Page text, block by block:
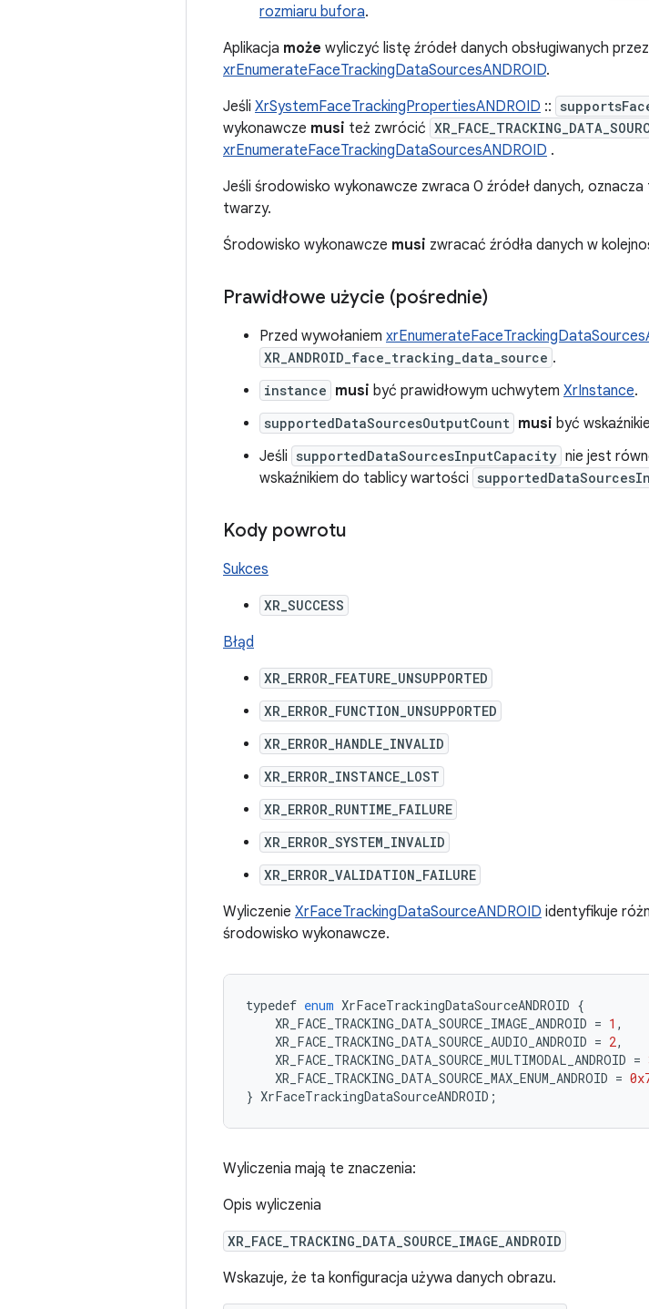
rozmiaru bufora.
Aplikacja może wyliczyć listę źródeł danych obsługiwanych
xrEnumerateFaceTrackingDataSourcesANDROID.
Jeśli XrSystemFaceTrackingPropertiesANDROID ::
wykonawcze musi też zwrócić
xrEnumerateFaceTrackingDataSourcesANDROID .
Jeśli środowisko wykonawcze zwraca 0 źródeł danych, oznacza
twarzy.
Środowisko wykonawcze musi zwracać źródła danych w
Prawidłowe użycie (pośrednie)
Przed wywołaniem
XR_ANDROID_face_tracking_data_source .
instance musi być prawidłowym uchwytem XrInstance.
supportedDataSourcesOutputCount musi być
Jeśli supportedDataSourcesInputCapacity nie jest
wskaźnikiem do tablicy wartości
Kody powrotu
Sukces
XR_SUCCESS
Błąd
XR_ERROR_FEATURE_UNSUPPORTED
XR_ERROR_FUNCTION_UNSUPPORTED
XR_ERROR_HANDLE_INVALID
XR_ERROR_INSTANCE_LOST
XR_ERROR_RUNTIME_FAILURE
XR_ERROR_SYSTEM_INVALID
XR_ERROR_VALIDATION_FAILURE
Wyliczenie XrFaceTrackingDataSourceANDROID identyfikuje
środowisko wykonawcze.
typedef enum XrFaceTrackingDataSourceANDROID {
XR_FACE_TRACKING_DATA_SOURCE_IMAGE_ANDROID = 1 ,
XR_FACE_TRACKING_DATA_SOURCE_AUDIO_ANDROID = 2,
XR_FACE_TRACKING_DATA_SOURCE_MULTIMODAL_ANDROID =
XR_FACE_TRACKING_DATA_SOURCE_MAX_ENUM_ANDROID =
} XrFaceTrackingDataSourceANDROID ;
Wyliczenia mają te znaczenia:
Opis wyliczenia
XR_FACE_TRACKING_DATA_SOURCE_IMAGE_ANDROID
Wskazuje, że ta konfiguracja używa danych obrazu.